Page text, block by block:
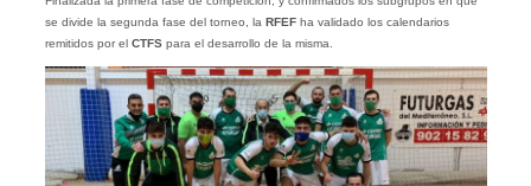
se divide la segunda fase del torneo, la RFEFha validado los calendarios
remitidos por el CTFS para el desarrollo de la misma.